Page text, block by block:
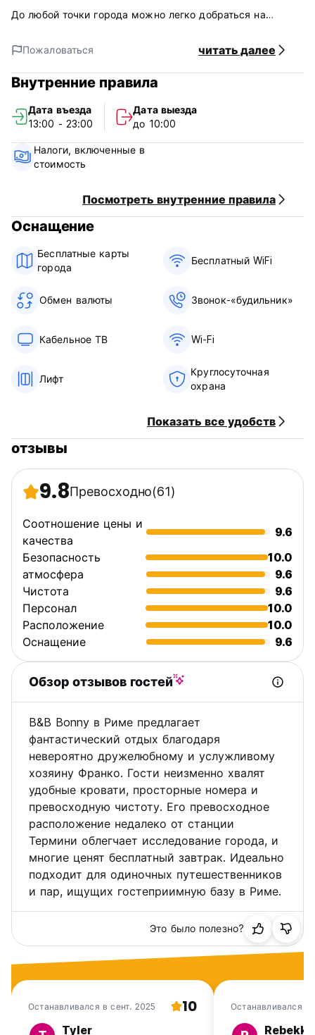
До любой точки города можно легко добраться на
отеля типа "постель и завтрак".
В районе, где находится отель типа «постель и завтрак»,
также есть множество ресторанов, пабов, пиано-баров и
театров.
Заезд в 11:00
Выезд 10.00
Оплата наличными по прибытии
Пожалуйста, сообщите нам по крайней мере за один
Пожаловаться читать далее
Внутренние правила
Дата въезда
13:00 - 23:00
Дата выезда
до 10:00
Налоги, включенные в
стоимость
Посмотреть внутренние правила
Оснащение
Бесплатные карты
города
Бесплатный WiFi
Обмен валюты Звонок-«будильник»
Кабельное ТВ Wi-Fi
Лифт
Круглосуточная
охрана
Показать все удобств
отзывы
9.8Превосходно(61)
Соотношение цены и
качества
9.6
Безопасность
10.0
атмосфера
9.6
Чистота
9.6
Персонал
10.0
Расположение
10.0
Оснащение
9.6
Обзор отзывов гостей
B&B Bonny в Риме предлагает
фантастический отдых благодаря
невероятно дружелюбному и услужливому
хозяину Франко. Гости неизменно хвалят
удобные кровати, просторные номера и
превосходную чистоту. Его превосходное
расположение недалеко от станции
Термини облегчает исследование города, и
многие ценят бесплатный завтрак. Идеально
подходит для одиночных путешественников
и пар, ищущих гостеприимную базу в Риме.
Это было полезно?
Останавливался в сент. 2025 10
Tyler
Останавливался в